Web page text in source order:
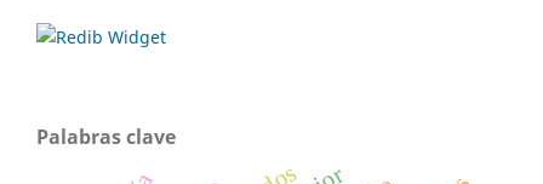
Palabras clave